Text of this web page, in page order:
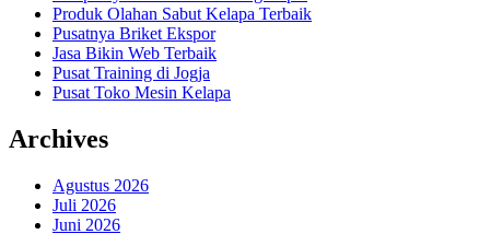
Produk Olahan Sabut Kelapa Terbaik
Pusatnya Briket Ekspor
Jasa Bikin Web Terbaik
Pusat Training di Jogja
Pusat Toko Mesin Kelapa
Archives
Agustus 2026
Juli 2026
Juni 2026